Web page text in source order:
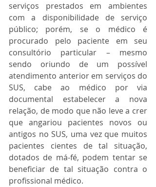
serviços prestados em ambientes
com a disponibilidade de serviço
público; porém, se o médico é
procurado pelo paciente em seu
consultório particular – mesmo
sendo oriundo de um possível
atendimento anterior em serviços do
SUS, cabe ao médico por via
documental estabelecer a nova
relação, de modo que não leve a crer
que angariou pacientes novos ou
antigos no SUS, uma vez que muitos
pacientes cientes de tal situação,
dotados de má-fé, podem tentar se
beneficiar de tal situação contra o
profissional médico.